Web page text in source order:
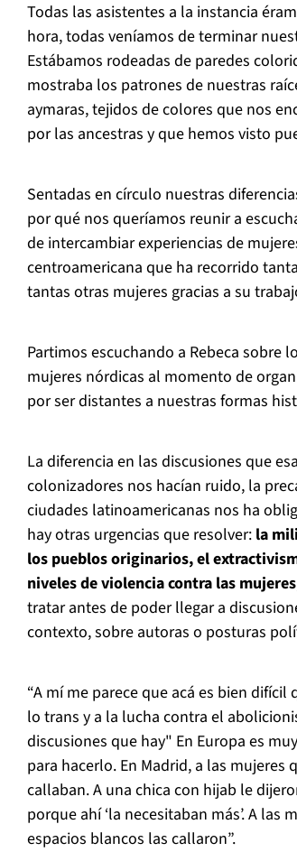
Todas las asistentes a la instancia
hora, todas veníamos de terminar
Estábamos rodeadas de paredes
mostraba los patrones de nuestras
aymaras, tejidos de colores que nos
por las ancestras y que hemos visto
Sentadas en círculo nuestras
por qué nos queríamos reunir a
de intercambiar experiencias de
centroamericana que ha recorrido
tantas otras mujeres gracias a su
Partimos escuchando a Rebeca sobre
mujeres nórdicas al momento de
por ser distantes a nuestras formas
La diferencia en las discusiones que
colonizadores nos hacían ruido, la
ciudades latinoamericanas nos ha
hay otras urgencias que resolver: la
los pueblos originarios, el
niveles de violencia contra las mujeres
tratar antes de poder llegar a
contexto, sobre autoras o posturas
“A mí me parece que acá es bien
lo trans y a la lucha contra el
discusiones que hay" En Europa es
para hacerlo. En Madrid, a las
callaban. A una chica con hijab le
porque ahí ‘la necesitaban más’. A
espacios blancos las callaron”.